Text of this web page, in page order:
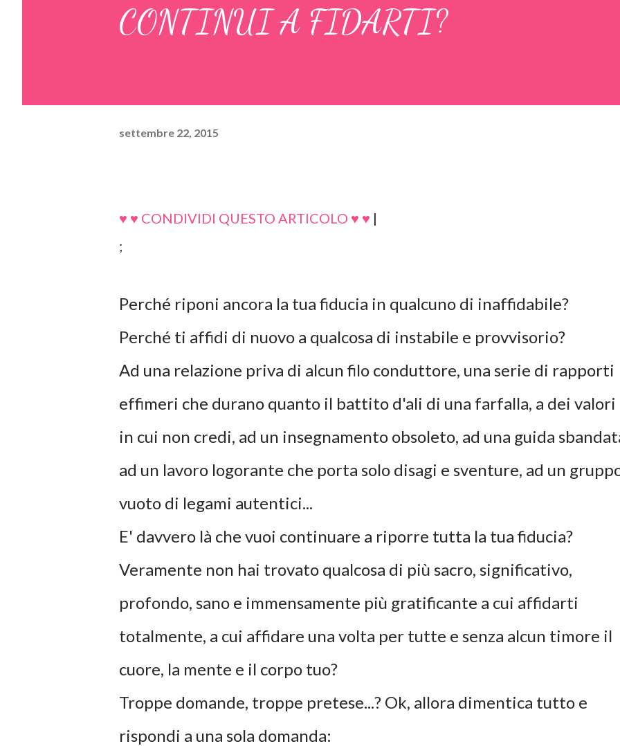
CONTINUI A FIDARTI?
settembre 22, 2015
♥ ♥ CONDIVIDI QUESTO ARTICOLO ♥ ♥ |
;
Perché riponi ancora la tua fiducia in qualcuno di inaffidabile?
Perché ti affidi di nuovo a qualcosa di instabile e provvisorio?
Ad una relazione priva di alcun filo conduttore, una serie di rapporti
effimeri che durano quanto il battito d'ali di una farfalla, a dei valori
in cui non credi, ad un insegnamento obsoleto, ad una guida
ad un lavoro logorante che porta solo disagi e sventure, ad un
vuoto di legami autentici...
E' davvero là che vuoi continuare a riporre tutta la tua fiducia?
Veramente non hai trovato qualcosa di più sacro, significativo,
profondo, sano e immensamente più gratificante a cui affidarti
totalmente, a cui affidare una volta per tutte e senza alcun timore il
cuore, la mente e il corpo tuo?
Troppe domande, troppe pretese...? Ok, allora dimentica tutto e
rispondi a una sola domanda: